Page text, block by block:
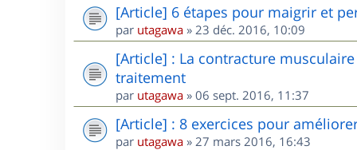
[Article] 6 étapes pour maigrir et
par utagawa » 23 déc. 2016, 10:09
[Article] : La contracture
traitement
par utagawa » 06 sept. 2016, 11:37
[Article] : 8 exercices pour
par utagawa » 27 mars 2016, 16:43